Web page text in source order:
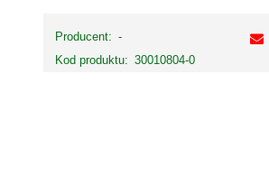
Producent: -
Kod produktu: 30010804-0